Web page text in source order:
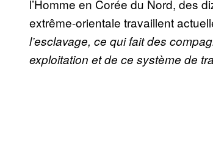
l’Homme en Corée du Nord, des
extrême-orientale travaillent
l’esclavage, ce qui fait des
exploitation et de ce système de